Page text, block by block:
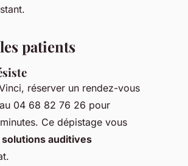
patients
réserver un rendez-vous
04 68 82 76 26 pour
Ce dépistage vous
solutions auditives